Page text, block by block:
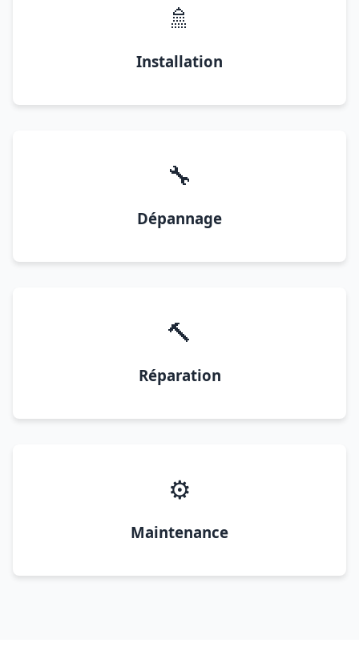
🚿
Installation
🔧
Dépannage
🔨
Réparation
⚙️
Maintenance